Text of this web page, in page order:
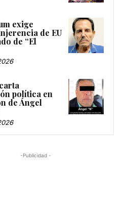
exige
de EU
de “El
política en
de Ángel
-Publicidad -